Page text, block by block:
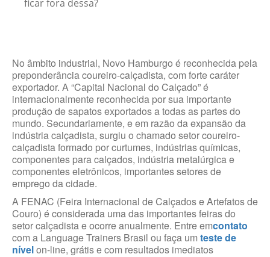
ficar fora dessa?
No âmbito industrial, Novo Hamburgo é reconhecida pela
preponderância coureiro-calçadista, com forte caráter
exportador. A “Capital Nacional do Calçado” é
internacionalmente reconhecida por sua importante
produção de sapatos exportados a todas as partes do
mundo. Secundariamente, e em razão da expansão da
indústria calçadista, surgiu o chamado setor coureiro-
calçadista formado por curtumes, indústrias químicas,
componentes para calçados, indústria metalúrgica e
componentes eletrônicos, importantes setores de
emprego da cidade.
A FENAC (Feira Internacional de Calçados e Artefatos de
Couro) é considerada uma das importantes feiras do
setor calçadista e ocorre anualmente. Entre emcontato
com a Language Trainers Brasil ou faça um teste de
nívelon-line, grátis e com resultados imediatos